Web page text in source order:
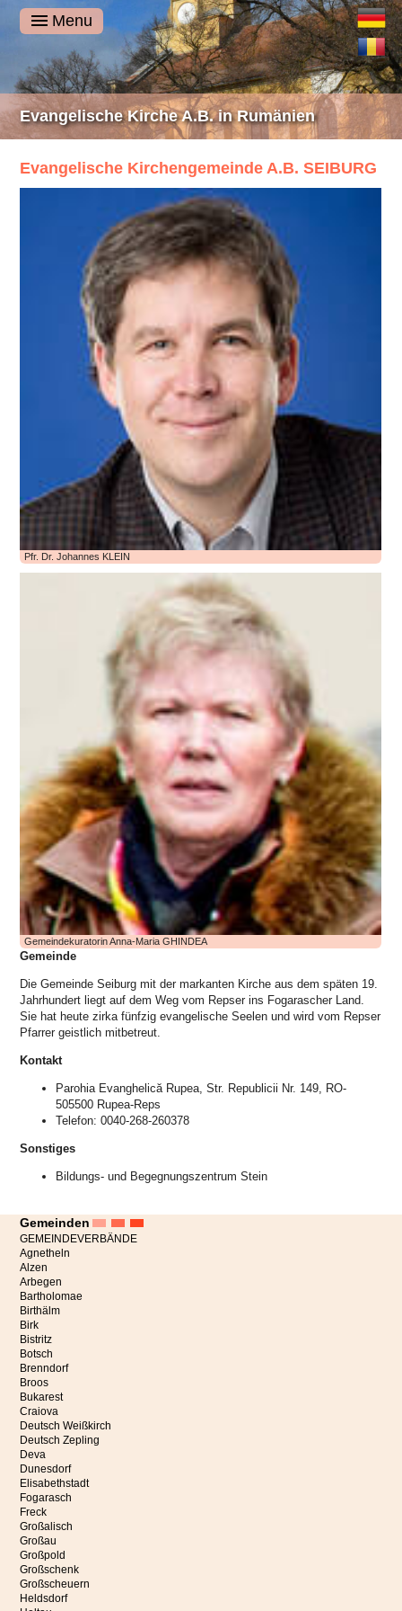
Evangelische Kirche A.B. in Rumänien
Evangelische Kirchengemeinde A.B. SEIBURG
Pfr. Dr. Johannes KLEIN
Gemeindekuratorin Anna-Maria GHINDEA
Gemeinde
Die Gemeinde Seiburg mit der markanten Kirche aus dem späten 19.
Jahrhundert liegt auf dem Weg vom Repser ins Fogarascher Land.
Sie hat heute zirka fünfzig evangelische Seelen und wird vom Repser
Pfarrer geistlich mitbetreut.
Kontakt
Parohia Evanghelică Rupea, Str. Republicii Nr. 149, RO-
505500 Rupea-Reps
Telefon: 0040-268-260378
Sonstiges
Bildungs- und Begegnungszentrum Stein
Deutsch
Română
Gemeinden
GEMEINDEVERBÄNDE
Agnetheln
Alzen
Arbegen
Bartholomae
Birthälm
Birk
Bistritz
Botsch
Brenndorf
Broos
Bukarest
Craiova
Deutsch Weißkirch
Deutsch Zepling
Deva
Dunesdorf
Elisabethstadt
Fogarasch
Freck
Großalisch
Großau
Großpold
Großschenk
Großscheuern
Heldsdorf
Menu